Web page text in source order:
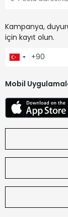
Kampanya,
için kayıt olun.
Mobil